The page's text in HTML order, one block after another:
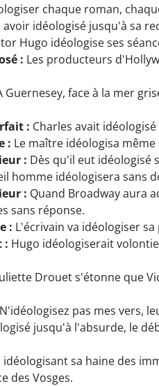
chaque roman,
avoir idéologisé jusqu'à sa
Hugo idéologise ses
: Les producteurs
Guernesey, face à la mer
: Charles avait
: Le maître idéologisa
: Dès qu'il eut idéologisé
homme idéologisera sans
: Quand Broadway aura
sans réponse.
: L'écrivain va idéologiser
: Hugo idéologiserait
Drouet s'étonne que
pas mes vers,
jusqu'à l'absurde, le
idéologisant sa haine des
des Vosges.